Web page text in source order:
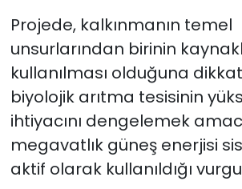
Projede, kalkınmanın temel
unsurlarından birinin
kullanılması olduğuna
biyolojik arıtma tesisinin
ihtiyacını dengelemek
megavatlık güneş enerjisi
aktif olarak kullanıldığı